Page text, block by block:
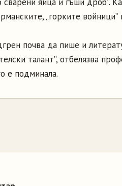
„горките
почва да пише и
талант”, отбелязва
е подминала.